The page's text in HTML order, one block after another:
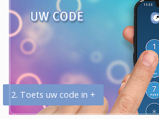
2. Toets uw code in +